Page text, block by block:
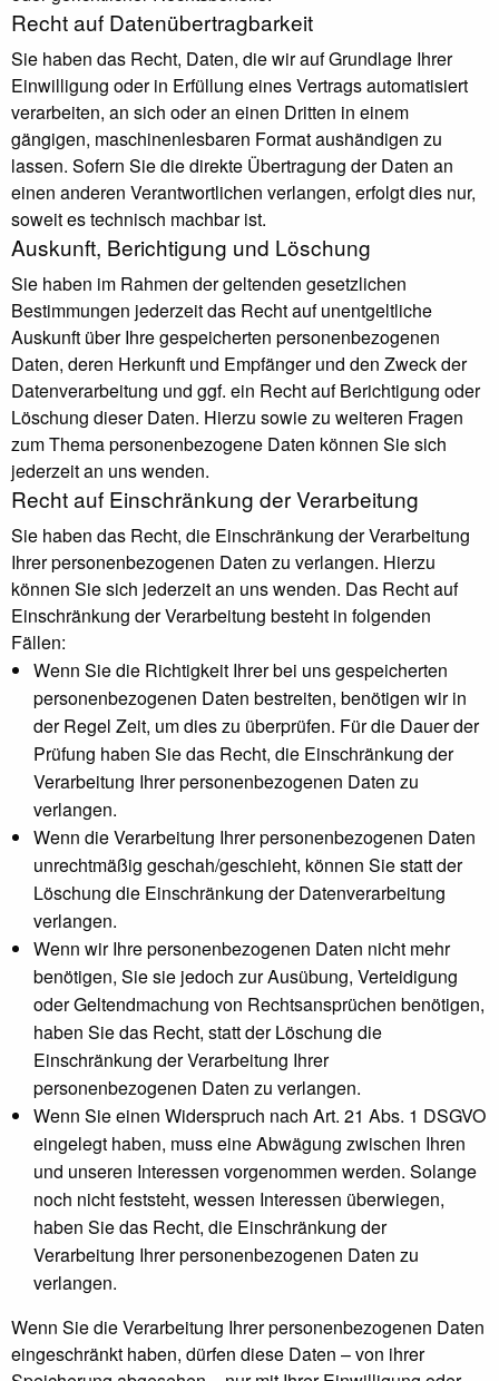
Recht auf Daten­übertrag­barkeit
Sie haben das Recht, Daten, die wir auf Grundlage Ihrer
Einwilligung oder in Erfüllung eines Vertrags automatisiert
verarbeiten, an sich oder an einen Dritten in einem
gängigen, maschinenlesbaren Format aushändigen zu
lassen. Sofern Sie die direkte Übertragung der Daten an
einen anderen Verantwortlichen verlangen, erfolgt dies nur,
soweit es technisch machbar ist.
Auskunft, Berichtigung und Löschung
Sie haben im Rahmen der geltenden gesetzlichen
Bestimmungen jederzeit das Recht auf unentgeltliche
Auskunft über Ihre gespeicherten personenbezogenen
Daten, deren Herkunft und Empfänger und den Zweck der
Datenverarbeitung und ggf. ein Recht auf Berichtigung oder
Löschung dieser Daten. Hierzu sowie zu weiteren Fragen
zum Thema personenbezogene Daten können Sie sich
jederzeit an uns wenden.
Recht auf Einschränkung der Verarbeitung
Sie haben das Recht, die Einschränkung der Verarbeitung
Ihrer personenbezogenen Daten zu verlangen. Hierzu
können Sie sich jederzeit an uns wenden. Das Recht auf
Einschränkung der Verarbeitung besteht in folgenden
Fällen:
Wenn Sie die Richtigkeit Ihrer bei uns gespeicherten
personenbezogenen Daten bestreiten, benötigen wir in
der Regel Zeit, um dies zu überprüfen. Für die Dauer der
Prüfung haben Sie das Recht, die Einschränkung der
Verarbeitung Ihrer personenbezogenen Daten zu
verlangen.
Wenn die Verarbeitung Ihrer personenbezogenen Daten
unrechtmäßig geschah/geschieht, können Sie statt der
Löschung die Einschränkung der Datenverarbeitung
verlangen.
Wenn wir Ihre personenbezogenen Daten nicht mehr
benötigen, Sie sie jedoch zur Ausübung, Verteidigung
oder Geltendmachung von Rechtsansprüchen benötigen,
haben Sie das Recht, statt der Löschung die
Einschränkung der Verarbeitung Ihrer
personenbezogenen Daten zu verlangen.
Wenn Sie einen Widerspruch nach Art. 21 Abs. 1 DSGVO
eingelegt haben, muss eine Abwägung zwischen Ihren
und unseren Interessen vorgenommen werden. Solange
noch nicht feststeht, wessen Interessen überwiegen,
haben Sie das Recht, die Einschränkung der
Verarbeitung Ihrer personenbezogenen Daten zu
verlangen.
Wenn Sie die Verarbeitung Ihrer personenbezogenen Daten
eingeschränkt haben, dürfen diese Daten – von ihrer